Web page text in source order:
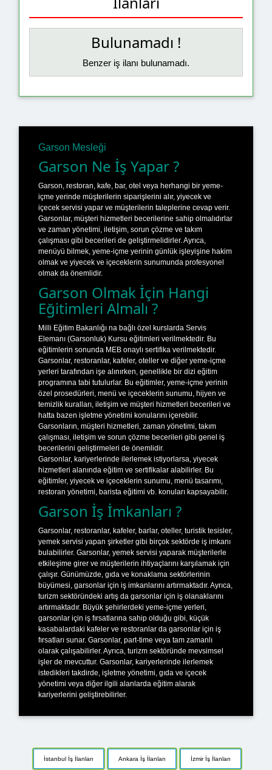
Bulunamadı !
Benzer iş ilanı bulunamadı.
Garson Mesleği
Garson Ne İş Yapar ?
Garson, restoran, kafe, bar, otel veya herhangi bir yeme-
içme yerinde müşterilerin siparişlerini alır, yiyecek ve
içecek servisi yapar ve müşterilerin taleplerine cevap verir.
Garsonlar, müşteri hizmetleri becerilerine sahip olmalıdırlar
ve zaman yönetimi, iletişim, sorun çözme ve takım
çalışması gibi becerileri de geliştirmelidirler. Ayrıca,
menüyü bilmek, yeme-içme yerinin günlük işleyişine hakim
olmak ve yiyecek ve içeceklerin sunumunda profesyonel
olmak da önemlidir.
Garson Olmak İçin Hangi
Eğitimleri Almalı ?
Milli Eğitim Bakanlığı na bağlı özel kurslarda Servis
Elemanı (Garsonluk) Kursu eğitimleri verilmektedir. Bu
eğitimlerin sonunda MEB onaylı sertifika verilmektedir.
Garsonlar, restoranlar, kafeler, oteller ve diğer yeme-içme
yerleri tarafından işe alınırken, genellikle bir dizi eğitim
programına tabi tutulurlar. Bu eğitimler, yeme-içme yerinin
özel prosedürleri, menü ve içeceklerin sunumu, hijyen ve
temizlik kuralları, iletişim ve müşteri hizmetleri becerileri ve
hatta bazen işletme yönetimi konularını içerebilir.
Garsonların, müşteri hizmetleri, zaman yönetimi, takım
çalışması, iletişim ve sorun çözme becerileri gibi genel iş
becerilerini geliştirmeleri de önemlidir.
Garsonlar, kariyerlerinde ilerlemek istiyorlarsa, yiyecek
hizmetleri alanında eğitim ve sertifikalar alabilirler. Bu
eğitimler, yiyecek ve içeceklerin sunumu, menü tasarımı,
restoran yönetimi, barista eğitimi vb. konuları kapsayabilir.
Garson İş İmkanları ?
Garsonlar, restoranlar, kafeler, barlar, oteller, turistik tesisler,
yemek servisi yapan şirketler gibi birçok sektörde iş imkanı
bulabilirler. Garsonlar, yemek servisi yaparak müşterilerle
etkileşime girer ve müşterilerin ihtiyaçlarını karşılamak için
çalışır. Günümüzde, gıda ve konaklama sektörlerinin
büyümesi, garsonlar için iş imkanlarını artırmaktadır. Ayrıca,
turizm sektöründeki artış da garsonlar için iş olanaklarını
artırmaktadır. Büyük şehirlerdeki yeme-içme yerleri,
garsonlar için iş fırsatlarına sahip olduğu gibi, küçük
kasabalardaki kafeler ve restoranlar da garsonlar için iş
fırsatları sunar. Garsonlar, part-time veya tam zamanlı
olarak çalışabilirler. Ayrıca, turizm sektöründe mevsimsel
işler de mevcuttur. Garsonlar, kariyerlerinde ilerlemek
istedikleri takdirde, işletme yönetimi, gıda ve içecek
yönetimi veya diğer ilgili alanlarda eğitim alarak
kariyerlerini geliştirebilirler.
İstanbul İş İlanları Ankara İş İlanları İzmir İş İlanları